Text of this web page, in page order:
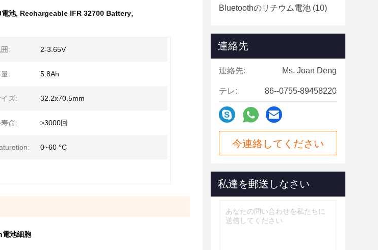
池, Rechargeable IFR 32700 Battery,
: 2-3.65V
: 5.8Ah
ズ: 32.2x70.5mm
命: >3000回
0~60 °C
池細胞
Bluetoothのリチウム電池 (10)
連絡先
連絡先: Ms. Joan Deng
テレ: 86--0755-89458220
今連絡してください
私達を郵送しなさい